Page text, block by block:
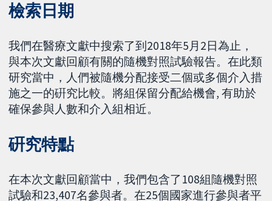
檢索日期
我們在醫療文獻中搜索了到2018年5月2日為止，
與本次文獻回顧有關的隨機對照試驗報告。在此類
研究當中，人們被隨機分配接受二個或多個介入措
施之一的硏究比較。將組保留分配給機會, 有助於
確保參與人數和介入組相近。
硏究特點
在本次文獻回顧當中，我們包含了108組隨機對照
試驗和23,407名參與者。在25個國家進行參與者平